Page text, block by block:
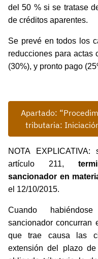
del 50 % si se tratase
de créditos aparentes.
Se prevé en todos los
reducciones para actas
(30%), y pronto pago
Apartado:
tributaria:
NOTA
artículo 211,
sancionador en
el 12/10/2015.
Cuando
sancionador concurran
que trae causa las
extensión del plazo